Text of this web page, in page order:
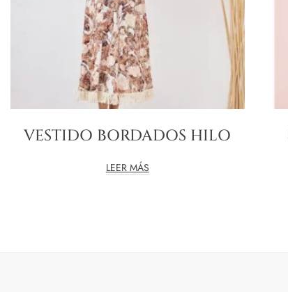
VESTIDO BORDADOS HILO
LEER MÁS